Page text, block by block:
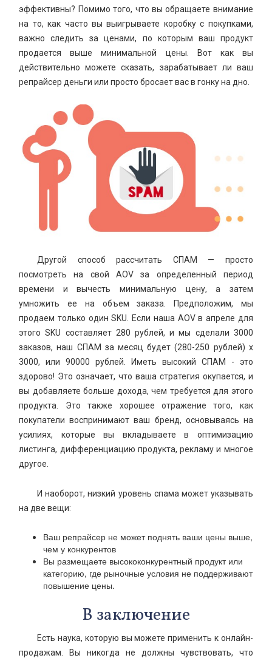
эффективны? Помимо того, что вы обращаете внимание
на то, как часто вы выигрываете коробку с покупками,
важно следить за ценами, по которым ваш продукт
продается выше минимальной цены. Вот как вы
действительно можете сказать, зарабатывает ли ваш
репрайсер деньги или просто бросает вас в гонку на дно.
Другой способ рассчитать СПАМ — просто
посмотреть на свой AOV за определенный период
времени и вычесть минимальную цену, а затем
умножить ее на объем заказа. Предположим, мы
продаем только один SKU. Если наша AOV в апреле для
этого SKU составляет 280 рублей, и мы сделали 3000
заказов, наш СПАМ за месяц будет (280-250 рублей) x
3000, или 90000 рублей. Иметь высокий СПАМ - это
здорово! Это означает, что ваша стратегия окупается, и
вы добавляете больше дохода, чем требуется для этого
продукта. Это также хорошее отражение того, как
покупатели воспринимают ваш бренд, основываясь на
усилиях, которые вы вкладываете в оптимизацию
листинга, дифференциацию продукта, рекламу и многое
другое.
И наоборот, низкий уровень спама может указывать
на две вещи:
Ваш репрайсер не может поднять ваши цены выше,
чем у конкурентов
Вы размещаете высококонкурентный продукт или
категорию, где рыночные условия не поддерживают
повышение цены.
В заключение
Есть наука, которую вы можете применить к онлайн-
продажам. Вы никогда не должны чувствовать, что